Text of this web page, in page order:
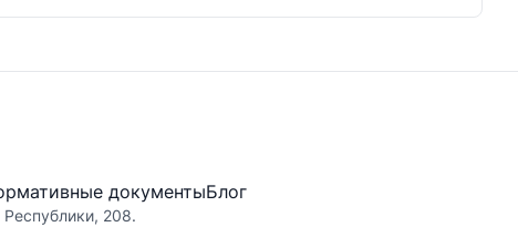
документыБлог
208.